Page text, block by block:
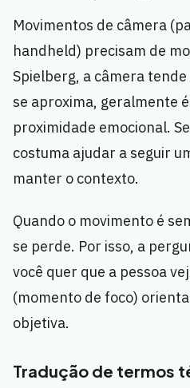
Movimentos de câmera
handheld) precisam de
Spielberg, a câmera
se aproxima, geralmente
proximidade emocional.
costuma ajudar a seguir
manter o contexto.
Quando o movimento é
se perde. Por isso, a
você quer que a pessoa
(momento de foco)
objetiva.
Tradução de termos